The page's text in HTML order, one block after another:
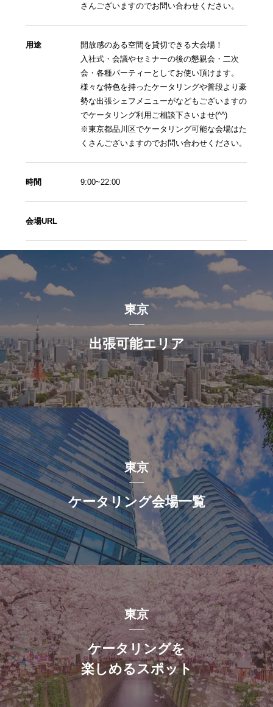
さんございますのでお問い合わせください。
用途
開放感のある空間を貸切できる大会場！
入社式・会議やセミナーの後の懇親会・二次
会・各種パーティーとしてお使い頂けます。
様々な特色を持ったケータリングや普段より豪
勢な出張シェフメニューがなどもございますの
でケータリング利用ご相談下さいませ(^^)
※東京都品川区でケータリング可能な会場はた
くさんございますのでお問い合わせください。
時間 9:00~22:00
会場URL
東京
出張可能エリア
東京
ケータリング会場一覧
東京
ケータリングを
楽しめるスポット